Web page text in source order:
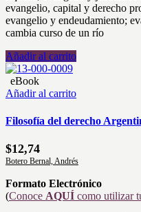
evangelio, capital y derecho
evangelio y endeudamiento;
cambia curso de un río
Añadir al carrito
eBook
Añadir al carrito
Filosofía del derecho
$12,74
Botero Bernal, Andrés
Formato Electrónico
(Conoce AQUÍ como utilizar